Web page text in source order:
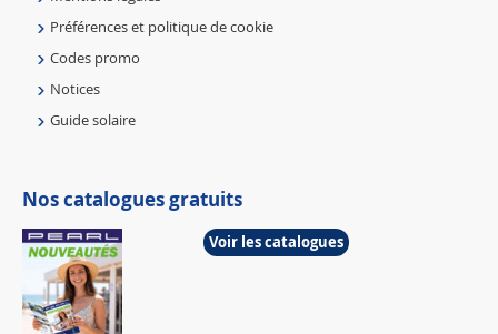
Préférences et politique de cookie
Codes promo
Notices
Guide solaire
Nos catalogues gratuits
Voir les catalogues